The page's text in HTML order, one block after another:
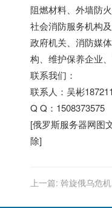
阻燃材料、外墙防
社会消防服务机构
政府机关、消防媒
构、维护保养企业
联系我们：
联系人：吴彬
Q Q：1508373575
[俄罗斯服务器网图
除]
上一篇: 斡旋俄乌危